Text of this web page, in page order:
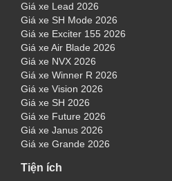
Giá xe Lead 2026
Giá xe SH Mode 2026
Giá xe Exciter 155 2026
Giá xe Air Blade 2026
Giá xe NVX 2026
Giá xe Winner R 2026
Giá xe Vision 2026
Giá xe SH 2026
Giá xe Future 2026
Giá xe Janus 2026
Giá xe Grande 2026
Tiện ích